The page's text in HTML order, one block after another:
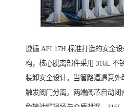
遵循 API 17H 标准打造的安全
构，核心脱离部件采用 316L 不
装卸安全设计。当管路遭遇意外
触发阀门分离，两端阀芯自动闭